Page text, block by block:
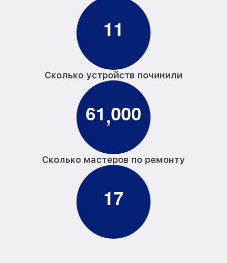
11
Сколько устройств починили
61,000
Сколько мастеров по ремонту
17